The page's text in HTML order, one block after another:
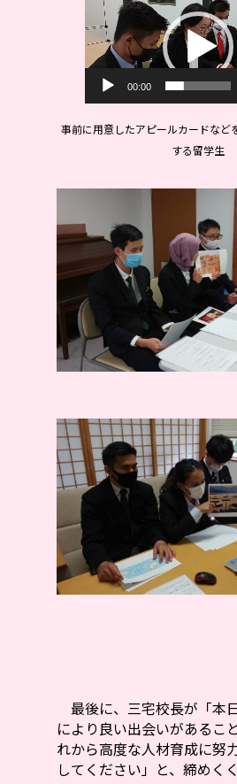
プ
レ
ヤ
ー
00:00
事前に用意したアピールカードなど
する留学生
最後に、三宅校長が「本
により良い出会いがあるこ
れから高度な人材育成に努
してください」と、締めく